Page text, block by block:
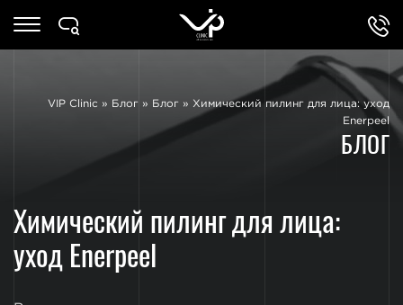
VIP Clinic » Блог » Блог » Химический пилинг для лица: уход
Enerpeel
БЛОГ
Химический пилинг для лица:
уход Enerpeel